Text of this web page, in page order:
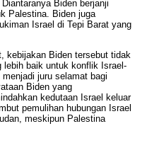
Biden berjanji
Palestina. Biden juga
Israel di Tepi Barat yang
kebijakan Biden tersebut tidak
lebih baik untuk konflik Israel-
juru selamat bagi
Biden yang
kedutaan Israel keluar
pemulihan hubungan Israel
meskipun Palestina